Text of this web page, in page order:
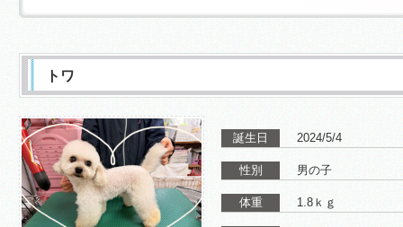
トワ
誕生日 2024/5/4
性別 男の子
体重 1.8ｋｇ